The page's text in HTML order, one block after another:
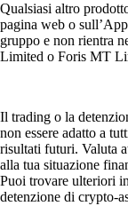
Qualsiasi altro
pagina web o sull’App
gruppo e non rientra
Limited o Foris MT
Il trading o la
non essere adatto a
risultati futuri. Valuta
alla tua situazione
Puoi trovare ulteriori
detenzione di crypto-